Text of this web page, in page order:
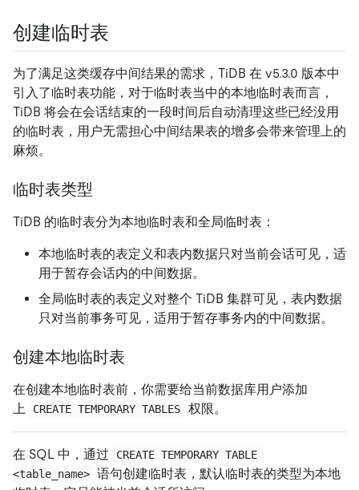
创建临时表
为了满足这类缓存中间结果的需求，TiDB 在 v5.3.0 版本中
引入了临时表功能，对于临时表当中的本地临时表而言，
TiDB 将会在会话结束的一段时间后自动清理这些已经没用
的临时表，用户无需担心中间结果表的增多会带来管理上的
麻烦。
临时表类型
TiDB 的临时表分为本地临时表和全局临时表：
本地临时表的表定义和表内数据只对当前会话可见，适
用于暂存会话内的中间数据。
全局临时表的表定义对整个 TiDB 集群可见，表内数据
只对当前事务可见，适用于暂存事务内的中间数据。
创建本地临时表
在创建本地临时表前，你需要给当前数据库用户添加
上
CREATE TEMPORARY TABLES 权限。
在 SQL 中，通过
CREATE TEMPORARY TABLE
<table_name> 语句创建临时表，默认临时表的类型为本地